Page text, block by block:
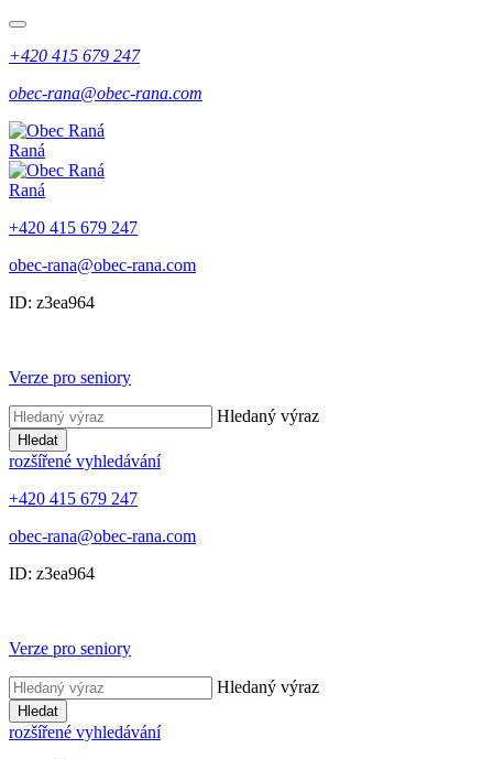
+420 415 679 247
obec-rana@obec-rana.com
Raná
Raná
+420 415 679 247
obec-rana@obec-rana.com
ID: z3ea964
Verze pro seniory
Hledaný výraz
Hledat
rozšířené vyhledávání
+420 415 679 247
obec-rana@obec-rana.com
ID: z3ea964
Verze pro seniory
Hledaný výraz
Hledat
rozšířené vyhledávání